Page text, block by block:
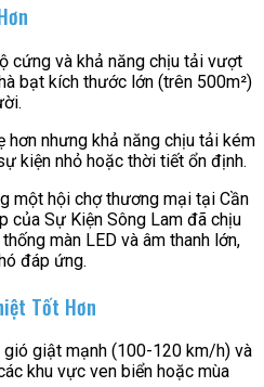
cứng và khả năng chịu tải vượt
bạt kích thước lớn (trên 500m²)
hơn nhưng khả năng chịu tải kém
kiện nhỏ hoặc thời tiết ổn định.
một hội chợ thương mại tại Cần
của Sự Kiện Sông Lam đã chịu
màn LED và âm thanh lớn,
đáp ứng.
Tốt Hơn
gió giật mạnh (100-120 km/h) và
khu vực ven biển hoặc mùa